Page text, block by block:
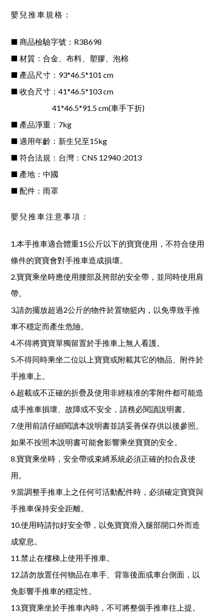
嬰兒推車規格：
■ 商品檢驗字號：R3B698
■ 材質：合金、布料、塑膠、泡棉
■ 產品尺寸：93*46.5*101 cm
■ 收合尺寸：41*46.5*103 cm
41*46.5*91.5 cm(車手下折)
■ 產品淨重：7kg
■ 適用年齡：新生兒至15kg
■ 符合法規：台灣：CNS 12940 :2013
■ 產地：中國
■ 配件：雨罩
嬰兒推車注意事項：
1.本手推車適合體重15公斤以下的寶寶使用，不符合使用
條件的寶寶會對手推車造成損壞。
2.寶寶乘坐時應使用腰部及胯部的安全帶，並同時使用肩
帶。
3.請勿擺放超過2公斤的物件於置物籃內，以免導致手推
車不穩定而產生危險。
4.不得將寶寶單獨留置於手推車上無人看護。
5.不得同時乘坐二位以上寶寶或附載其它的物品、附件於
手推車上。
6.超載或不正確的折疊及使用非經核准的零附件都可能造
成手推車損壞、故障或不安全，請務必閱讀說明書。
7.使用前請仔細閱讀本說明書並請妥善保存供以後參照。
如果不按照本說明書可能會影響乘坐寶寶的安全。
8.寶寶乘坐時，安全帶或束縛系統必須正確的扣合及使
用。
9.當調整手推車上之任何可活動配件時，必須確定寶寶與
手推車保持安全距離。
10.使用時請扣好安全帶，以免寶寶滑入腿部開口外而造
成窒息。
11.禁止在樓梯上使用手推車。
12.請勿放置任何物品在車手、背靠後面或車台側面，以
免影響手推車的穩定性。
13.寶寶乘坐於手推車內時，不可將整個手推車往上提。